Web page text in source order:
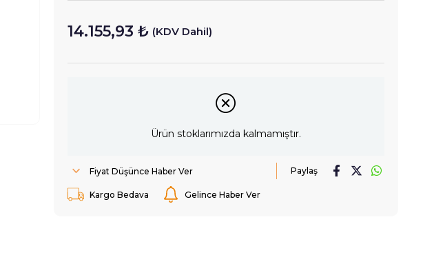
14.155,93 ₺ (KDV Dahil)
Ürün stoklarımızda kalmamıştır.
Fiyat Düşünce Haber Ver
Kargo Bedava Gelince Haber Ver
Paylaş